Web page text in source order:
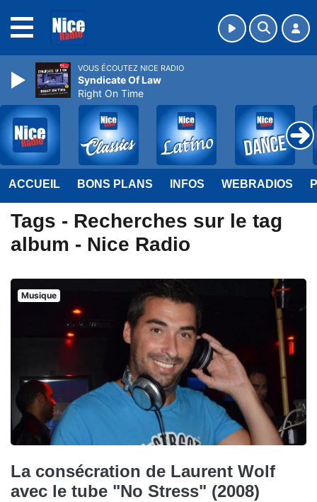
ACCUEIL BONS PLANS INFOS WEBRADIOS
Tags - Recherches sur le tag
album - Nice Radio
Musique
La consécration de Laurent Wolf
avec le tube "No Stress" (2008)
VOUS ÉCOUTEZ NICE RADIO
Syndicate Of Law
Right On Time